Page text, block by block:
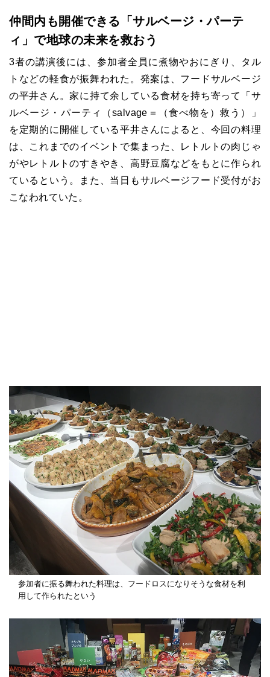
仲間内も開催できる「サルベージ・パーテ
ィ」で地球の未来を救おう
3者の講演後には、参加者全員に煮物やおにぎり、タル
トなどの軽食が振舞われた。発案は、フードサルベージ
の平井さん。家に持て余している食材を持ち寄って「サ
ルベージ・パーティ（salvage＝（食べ物を）救う）」
を定期的に開催している平井さんによると、今回の料理
は、これまでのイベントで集まった、レトルトの肉じゃ
がやレトルトのすきやき、高野豆腐などをもとに作られ
ているという。また、当日もサルベージフード受付がお
こなわれていた。
参加者に振る舞われた料理は、フードロスになりそうな食材を利
用して作られたという